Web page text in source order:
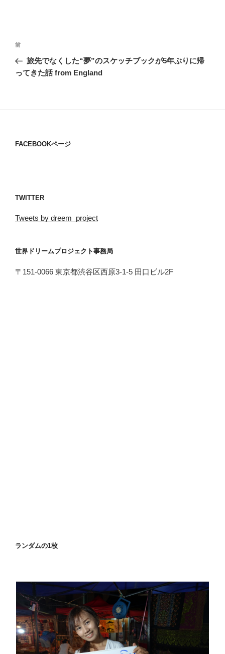
投
ナ
過
去
の
前
旅先でなくした“夢”のスケッチブックが5年ぶりに帰
ってきた話 from England
FACEBOOKページ
TWITTER
Tweets by dreem_project
世界ドリームプロジェクト事務局
〒151-0066 東京都渋谷区西原3-1-5 田口ビル2F
ランダムの1枚